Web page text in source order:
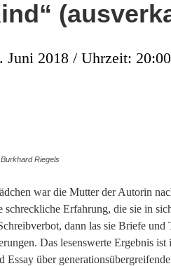
Juni 2018 / Uhrzeit: 20:00
Riegels
war die Mutter der Autorin
schreckliche Erfahrung, die sie in
dann las sie Briefe und
Das lesenswerte Ergebnis
Essay über